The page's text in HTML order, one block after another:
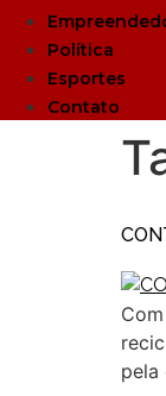
Política
Esportes
Contato
pela